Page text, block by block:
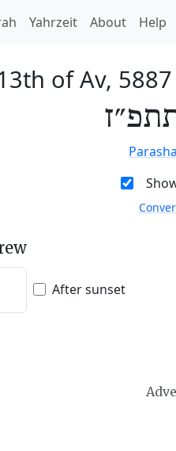
Yahrzeit About Help
of Av, 5887
After sunset